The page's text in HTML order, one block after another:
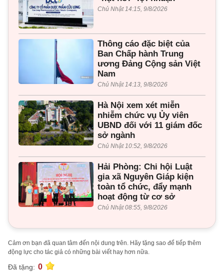
Chủ Nhật 14:15, 9/8/2026
Thông cáo đặc biệt của
Ban Chấp hành Trung
ương Đảng Cộng sản Việt
Nam
Chủ Nhật 14:13, 9/8/2026
Hà Nội xem xét miễn
nhiễm chức vụ Ủy viên
UBND đối với 11 giám đốc
sở ngành
Chủ Nhật 10:52, 9/8/2026
Hải Phòng: Chi hội Luật
gia xã Nguyên Giáp kiện
toàn tổ chức, đẩy mạnh
hoạt động từ cơ sở
Chủ Nhật 08:55, 9/8/2026
Cảm ơn bạn đã quan tâm đến nội dung trên. Hãy tặng sao để tiếp thêm
động lực cho tác giả có những bài viết hay hơn nữa.
Đã tặng: 0